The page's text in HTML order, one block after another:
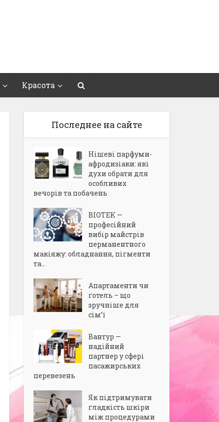
Красота
Последнее на сайте
Нішеві парфуми-
афродизіаки: які
духи обрати для
особливих
вечорів та побачень
BIOTEK —
професійний
вибір майстрів
перманентного
макіяжу: обладнання, пігменти
та...
Апартаменти чи
готель – що
зручніше для
сім’ї
Вантур —
надійний
партнер у сфері
пасажирських
перевезень
Як підтримувати
гладкість шкіри
між процедурами